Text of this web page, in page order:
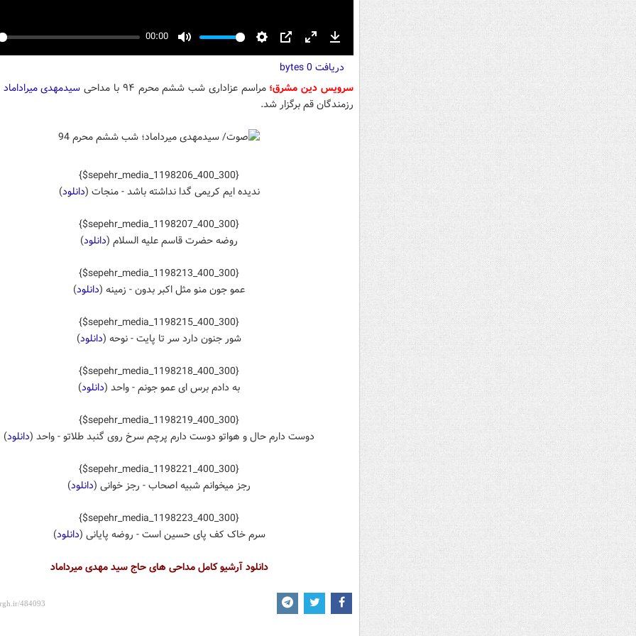
00:00
fullscreen
دریافت 0 bytes
سرویس دین مشرق؛ مراسم عزاداری شب ششم محرم ۹۴ با مداحی سیدمهدی میراداماد
رزمندگان قم برگزار شد.
{$sepehr_media_1198206_400_300}
ندیده ایم کریمی گدا نداشته باشد - منجات (دانلود)
{$sepehr_media_1198207_400_300}
روضه حضرت قاسم علیه السلام (دانلود)
{$sepehr_media_1198213_400_300}
عمو جون منو مثل اکبر بدون - زمینه (دانلود)
{$sepehr_media_1198215_400_300}
شور جنون دارد سر تا پایت - نوحه (دانلود)
{$sepehr_media_1198218_400_300}
به دادم برس ای عمو جونم - واحد (دانلود)
{$sepehr_media_1198219_400_300}
دوست دارم حال و هواتو دوست دارم پرچم سرخ روی گنبد طلاتو - واحد (دانلود)
{$sepehr_media_1198221_400_300}
رجز میخوانم شبیه اصحاب - رجز خوانی (دانلود)
{$sepehr_media_1198223_400_300}
سرم خاک کف پای حسین است - روضه پایانی (دانلود)
دانلود آرشیو کامل مداحی های حاج سید مهدی میرداماد